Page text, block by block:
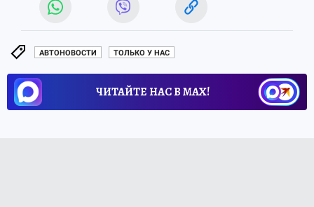
АВТОНОВОСТИ ТОЛЬКО У НАС
ЧИТАЙТЕ НАС В МАХ!